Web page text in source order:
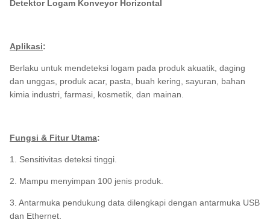
Detektor Logam Konveyor Horizontal
Aplikasi:
Berlaku untuk mendeteksi logam pada produk akuatik, daging
dan unggas, produk acar, pasta, buah kering, sayuran, bahan
kimia industri, farmasi, kosmetik, dan mainan.
Fungsi & Fitur Utama:
1. Sensitivitas deteksi tinggi.
2. Mampu menyimpan 100 jenis produk.
3. Antarmuka pendukung data dilengkapi dengan antarmuka USB
dan Ethernet.